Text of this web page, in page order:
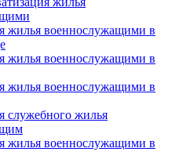
жилья военнослужащими в
жилья военнослужащими в
жилья военнослужащими в
служебного жилья
жилья военнослужащими в